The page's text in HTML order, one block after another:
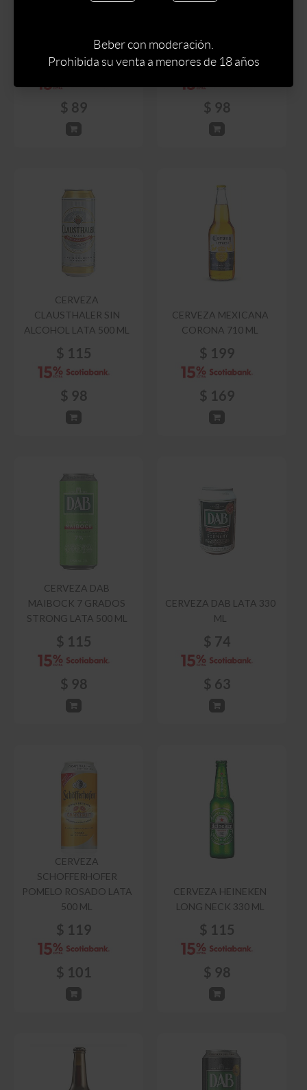
LIMON BOTELLA 330 ML
$ 105
$ 89
ARTOIS 330 ML
$115
$ 98
CERVEZA
CLAUSTHALER SIN
ALCOHOL LATA 500 ML
$ 115
$ 98
CERVEZA MEXICANA
CORONA 710 ML
$ 199
$ 169
CERVEZA DAB
MAIBOCK 7 GRADOS
STRONG LATA 500 ML
$ 115
$ 98
CERVEZA DAB LATA 330
ML
$ 74
$ 63
CERVEZA
SCHOFFERHOFER
POMELO ROSADO LATA
500 ML
$ 119
$ 101
CERVEZA HEINEKEN
LONG NECK 330 ML
$ 115
$ 98
Beber con moderación.
Prohibida su venta a menores de 18 años